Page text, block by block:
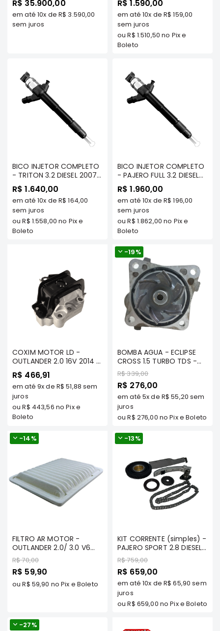
Elétrica
Acessórios
Montadoras
Honda
Toyota
BMW
HYUNDAI
NISSAN
SUZUKI
LAND
ROVER
TUCSON
SUBARU
GALANT
GM
MARCAS
TECNOPART
KYB
VIEMAR
MAGNETI
COFAP
MAHLE
SPORT 2.4 DIESEL 4N15
(1000C761) - ORIGINAL
R$ 35.900,00
em até 10x de R$ 3.590,00
sem juros
DIESEL 2012 a 2017 /
PAJERO FULL 3.2 DIESEL
2008/.. (180CV) - DENSO
- 1465A307
R$ 1.590,00
em até 10x de R$ 159,00
sem juros
ouR$ 1.510,50 no Pix e
Boleto
BICO INJETOR COMPLETO
- TRITON 3.2 DIESEL 2007
A 2011/ PAJERO DAKAR 3.2
DIESEL 2008 A 2011 -
DENSO - 1465A054
R$ 1.640,00
em até 10x de R$ 164,00
sem juros
ouR$ 1.558,00 no Pix e
Boleto
BICO INJETOR COMPLETO
- PAJERO FULL 3.2 DIESEL
2012/... (200CV) - DENSO
- 1465A351
R$ 1.960,00
em até 10x de R$ 196,00
sem juros
ouR$ 1.862,00 no Pix e
Boleto
COXIM MOTOR LD -
OUTLANDER 2.0 16V 2014 A
2024 (GF2W) - TENACITY
- AWSMI1264
R$ 466,91
em até 9xde R$ 51,88 sem
juros
ouR$ 443,56 no Pix e
Boleto
BOMBA AGUA - ECLIPSE
CROSS 1.5 TURBO TDS -
TECNOPART - MTBA095
TP
Preço
R$ 339,00
Preço
Especial
R$ 276,00
-19%
em até 5xde R$ 55,20 sem
juros
ouR$ 276,00 no Pix e Boleto
FILTRO AR MOTOR -
OUTLANDER 2.0/ 3.0 V6
2013/... LANCER 2.0
2014/.../ ASX 2014/... -
TECNOPART - MTA274 TP
Preço
R$ 70,00
Preço
Especial
R$ 59,90
-14%
ouR$ 59,90 no Pix e Boleto
KIT CORRENTE (simples) -
PAJERO SPORT 2.8 DIESEL
4M40 TODAS -
TECNOPART - KTC-
4M40S TP
Preço
R$ 759,00
Preço
Especial
R$ 659,00
-13%
em até 10x de R$ 65,90 sem
juros
ouR$ 659,00 no Pix e Boleto
-27%